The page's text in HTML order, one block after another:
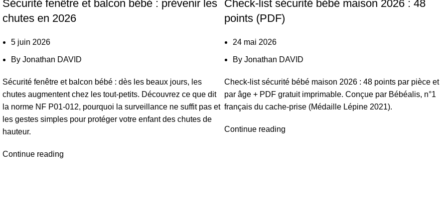
Sécurité fenêtre et balcon bébé : prévenir les
chutes en 2026
5 juin 2026
By Jonathan DAVID
Sécurité fenêtre et balcon bébé : dès les beaux jours, les
chutes augmentent chez les tout-petits. Découvrez ce que dit
la norme NF P01-012, pourquoi la surveillance ne suffit pas et
les gestes simples pour protéger votre enfant des chutes de
hauteur.
Continue reading
Check-list sécurité bébé maison 2026 : 48
points (PDF)
24 mai 2026
By Jonathan DAVID
Check-list sécurité bébé maison 2026 : 48 points par pièce et
par âge + PDF gratuit imprimable. Conçue par Bébéalis, n°1
français du cache-prise (Médaille Lépine 2021).
Continue reading